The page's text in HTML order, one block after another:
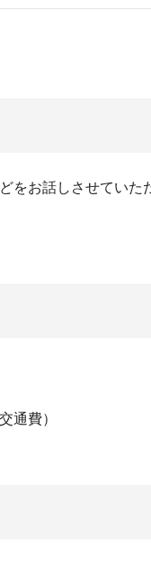
をお話しさせていた
通費）